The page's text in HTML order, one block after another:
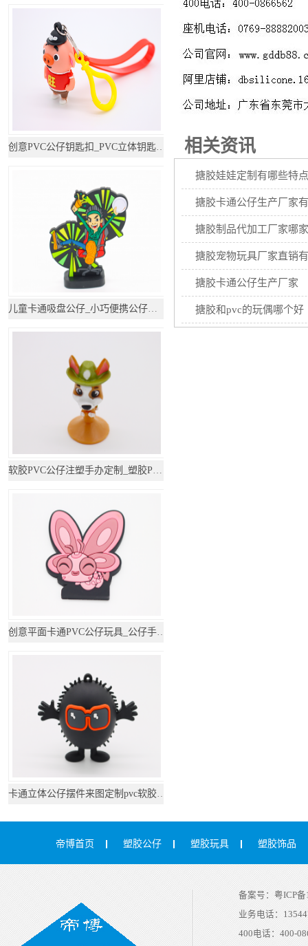
相关资讯
搪胶娃娃定制有哪些特
搪胶卡通公仔生产厂家
搪胶制品代加工厂家哪
搪胶宠物玩具厂家直销
搪胶卡通公仔生产厂家
搪胶和pvc的玩偶哪个好
创意PVC公仔钥匙扣_PVC立体钥匙圈_钥匙扣定制
儿童卡通吸盘公仔_小巧便携公仔小玩具_定制可爱
软胶PVC公仔注塑手办定制_塑胶PVC公仔玩具定制
创意平面卡通PVC公仔玩具_公仔手办厂家
卡通立体公仔摆件来图定制pvc软胶桌面摆件
帝博首页 塑胶公仔 塑胶玩具 塑胶饰品
备案号： 粤ICP
业务电话：
400电话： 400-